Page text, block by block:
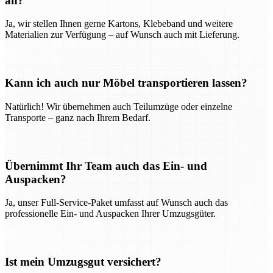
Ja, wir stellen Ihnen gerne Kartons, Klebeband und weitere
Materialien zur Verfügung – auf Wunsch auch mit Lieferung.
Kann ich auch nur Möbel transportieren lassen?
Natürlich! Wir übernehmen auch Teilumzüge oder einzelne
Transporte – ganz nach Ihrem Bedarf.
Übernimmt Ihr Team auch das Ein- und
Auspacken?
Ja, unser Full-Service-Paket umfasst auf Wunsch auch das
professionelle Ein- und Auspacken Ihrer Umzugsgüter.
Ist mein Umzugsgut versichert?